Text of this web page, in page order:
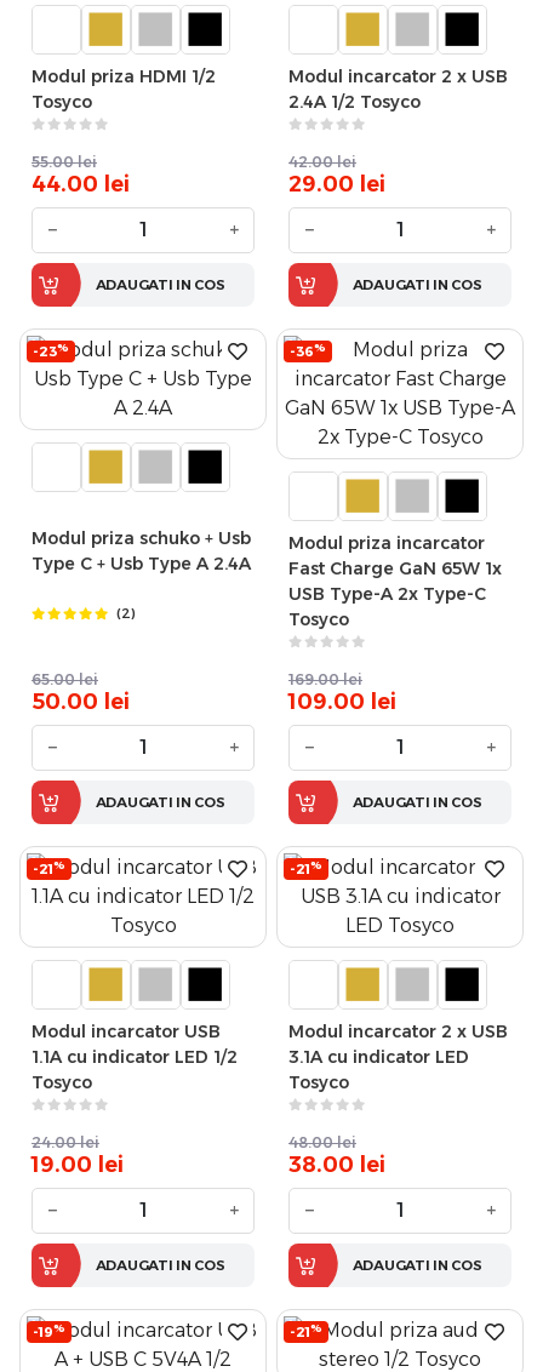
Modul priza HDMI 1/2
Tosyco
55.00 lei
44.00 lei
− +
ADAUGATI IN COS
Modul incarcator 2 x USB
2.4A 1/2 Tosyco
42.00 lei
29.00 lei
− +
ADAUGATI IN COS
-23%
Modul priza schuko + Usb
Type C + Usb Type A 2.4A
(2)
65.00 lei
50.00 lei
− +
ADAUGATI IN COS
-36%
Modul priza incarcator
Fast Charge GaN 65W 1x
USB Type-A 2x Type-C
Tosyco
169.00 lei
109.00 lei
− +
ADAUGATI IN COS
-21%
Modul incarcator USB
1.1A cu indicator LED 1/2
Tosyco
24.00 lei
19.00 lei
− +
ADAUGATI IN COS
-21%
Modul incarcator 2 x USB
3.1A cu indicator LED
Tosyco
48.00 lei
38.00 lei
− +
ADAUGATI IN COS
-19% -21%